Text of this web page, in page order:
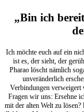
„Bin ich
Ich möchte euch auf ein
ist es, der sieht, der
Pharao löscht nämlich
unveränderlich
Verbindungen verweigert
Fragen wir uns: Ersehne
mit der alten Welt zu